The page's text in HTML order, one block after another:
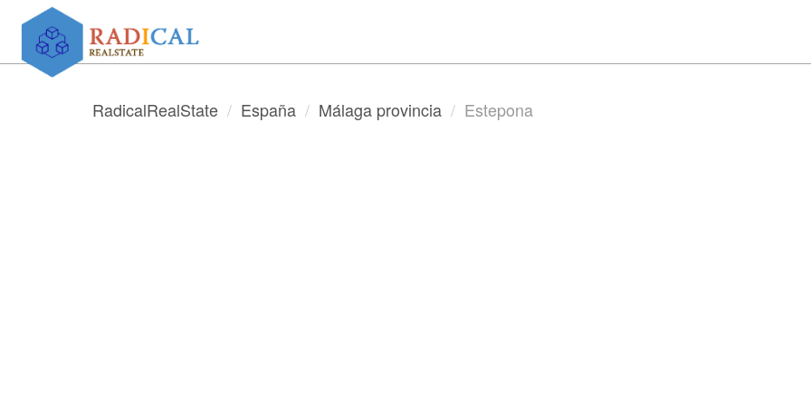
RadicalRealState España Málaga provincia Estepona